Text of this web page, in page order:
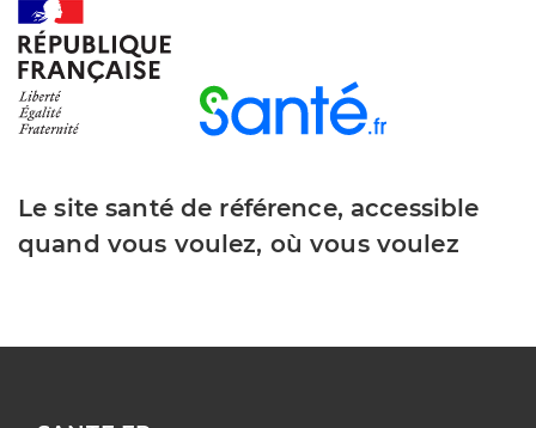
Le site santé de référence, accessible
quand vous voulez, où vous voulez